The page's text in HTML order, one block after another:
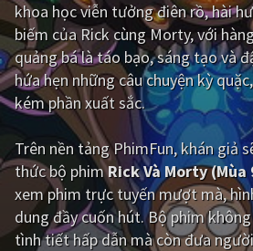
Kinh dị Tội
Phiêu lưu Hài
Viễn tưởng Khoa
Hoạt hình Thể
Tình cảm - Lãng mạn Kỳ ảo
Giật gân Gia
Bí ẩn Lịch sử
khoa học viễn tưởng điên rồ, hài
biếm của Rick cùng Morty, với
quảng bá là táo bạo, sáng tạo và
hứa hẹn những câu chuyện kỳ
kém phần xuất sắc.
Trên nền tảngPhimFun, khán giả
thức bộ phimRick Và Morty (Mùa
xem phim trực tuyến mượt mà,
dung đầy cuốn hút. Bộ phim
tình tiết hấp dẫn mà còn đưa